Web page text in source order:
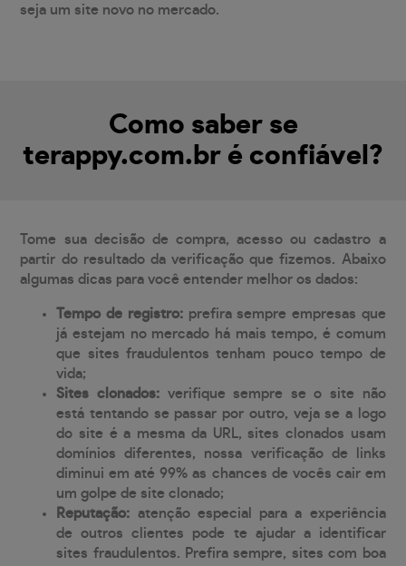
seja um site novo no mercado.
Como saber se
terappy.com.br é confiável?
Tome sua decisão de compra, acesso ou cadastro a
partir do resultado da verificação que fizemos. Abaixo
algumas dicas para você entender melhor os dados:
Tempo de registro: prefira sempre empresas que
já estejam no mercado há mais tempo, é comum
que sites fraudulentos tenham pouco tempo de
vida;
Sites clonados: verifique sempre se o site não
está tentando se passar por outro, veja se a logo
do site é a mesma da URL, sites clonados usam
domínios diferentes, nossa verificação de links
diminui em até 99% as chances de vocês cair em
um golpe de site clonado;
Reputação: atenção especial para a experiência
de outros clientes pode te ajudar a identificar
sites fraudulentos. Prefira sempre, sites com boa